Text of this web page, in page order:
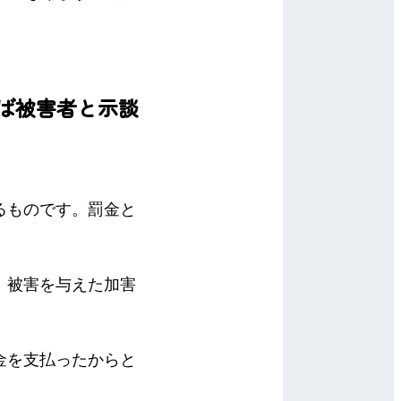
被害者と示談
のです。罰金と
被害を与えた加害
支払ったからと